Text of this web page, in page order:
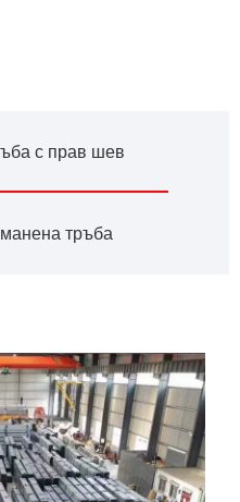
с прав шев
тръба